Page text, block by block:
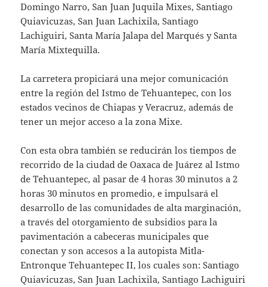
Domingo Narro, San Juan Juquila Mixes, Santiago
Quiavicuzas, San Juan Lachixila, Santiago
Lachiguiri, Santa María Jalapa del Marqués y Santa
María Mixtequilla.
La carretera propiciará una mejor comunicación
entre la región del Istmo de Tehuantepec, con los
estados vecinos de Chiapas y Veracruz, además de
tener un mejor acceso a la zona Mixe.
Con esta obra también se reducirán los tiempos de
recorrido de la ciudad de Oaxaca de Juárez al Istmo
de Tehuantepec, al pasar de 4 horas 30 minutos a 2
horas 30 minutos en promedio, e impulsará el
desarrollo de las comunidades de alta marginación,
a través del otorgamiento de subsidios para la
pavimentación a cabeceras municipales que
conectan y son accesos a la autopista Mitla-
Entronque Tehuantepec II, los cuales son: Santiago
Quiavicuzas, San Juan Lachixila, Santiago Lachiguiri